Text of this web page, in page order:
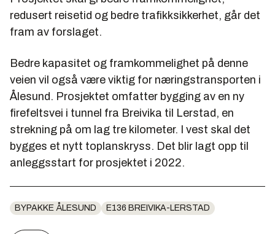
redusert reisetid og bedre trafikksikkerhet, går det
fram av forslaget.
Bedre kapasitet og framkommelighet på denne
veien vil også være viktig for næringstransporten i
Ålesund. Prosjektet omfatter bygging av en ny
firefeltsvei i tunnel fra Breivika til Lerstad, en
strekning på om lag tre kilometer. I vest skal det
bygges et nytt toplanskryss. Det blir lagt opp til
anleggsstart for prosjektet i 2022.
BYPAKKE ÅLESUND E136 BREIVIKA-LERSTAD